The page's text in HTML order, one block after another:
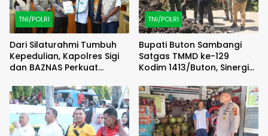
TNI/POLRI
Dari Silaturahmi Tumbuh
Kepedulian, Kapolres Sigi
dan BAZNAS Perkuat
TNI/POLRI
Bupati Buton Sambangi
Satgas TMMD ke-129
Kodim 1413/Buton, Sinergi
Menguat